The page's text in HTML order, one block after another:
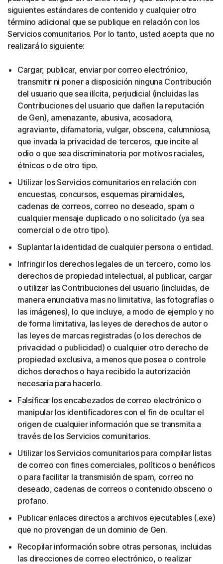
siguientes estándares de contenido y cualquier otro
término adicional que se publique en relación con los
Servicios comunitarios. Por lo tanto, usted acepta que no
realizará lo siguiente:
Cargar, publicar, enviar por correo electrónico,
transmitir ni poner a disposición ninguna Contribución
del usuario que sea ilícita, perjudicial (incluidas las
Contribuciones del usuario que dañen la reputación
de Gen), amenazante, abusiva, acosadora,
agraviante, difamatoria, vulgar, obscena, calumniosa,
que invada la privacidad de terceros, que incite al
odio o que sea discriminatoria por motivos raciales,
étnicos o de otro tipo.
Utilizar los Servicios comunitarios en relación con
encuestas, concursos, esquemas piramidales,
cadenas de correos, correo no deseado, spam o
cualquier mensaje duplicado o no solicitado (ya sea
comercial o de otro tipo).
Suplantar la identidad de cualquier persona o entidad.
Infringir los derechos legales de un tercero, como los
derechos de propiedad intelectual, al publicar, cargar
o utilizar las Contribuciones del usuario (incluidas, de
manera enunciativa mas no limitativa, las fotografías o
las imágenes), lo que incluye, a modo de ejemplo y no
de forma limitativa, las leyes de derechos de autor o
las leyes de marcas registradas (o los derechos de
privacidad o publicidad) o cualquier otro derecho de
propiedad exclusiva, a menos que posea o controle
dichos derechos o haya recibido la autorización
necesaria para hacerlo.
Falsificar los encabezados de correo electrónico o
manipular los identificadores con el fin de ocultar el
origen de cualquier información que se transmita a
través de los Servicios comunitarios.
Utilizar los Servicios comunitarios para compilar listas
de correo con fines comerciales, políticos o benéficos
o para facilitar la transmisión de spam, correo no
deseado, cadenas de correos o contenido obsceno o
profano.
Publicar enlaces directos a archivos ejecutables (.exe)
que no provengan de un dominio de Gen.
Recopilar información sobre otras personas, incluidas
las direcciones de correo electrónico, o realizar